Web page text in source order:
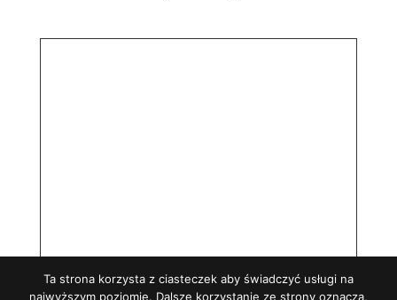
Ta strona korzysta z ciasteczek aby świadczyć usługi na
najwyższym poziomie. Dalsze korzystanie ze strony oznacza,